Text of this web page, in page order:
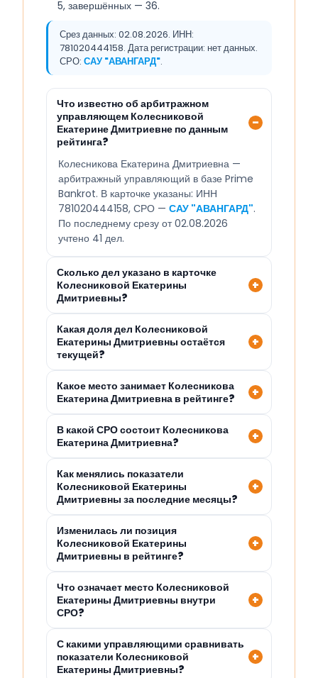
5, завершённых — 36.
Срез данных: 02.08.2026. ИНН:
781020444158. Дата регистрации: нет данных.
СРО: САУ "АВАНГАРД".
Что известно об арбитражном
управляющем Колесниковой
Екатерине Дмитриевне по данным
рейтинга?
Колесникова Екатерина Дмитриевна —
арбитражный управляющий в базе Prime
Bankrot. В карточке указаны: ИНН
781020444158, СРО — САУ "АВАНГАРД".
По последнему срезу от 02.08.2026
учтено 41 дел.
Сколько дел указано в карточке
Колесниковой Екатерины
Дмитриевны?
Какая доля дел Колесниковой
Екатерины Дмитриевны остаётся
текущей?
Какое место занимает Колесникова
Екатерина Дмитриевна в рейтинге?
В какой СРО состоит Колесникова
Екатерина Дмитриевна?
Как менялись показатели
Колесниковой Екатерины
Дмитриевны за последние месяцы?
Изменилась ли позиция
Колесниковой Екатерины
Дмитриевны в рейтинге?
Что означает место Колесниковой
Екатерины Дмитриевны внутри
СРО?
С какими управляющими сравнивать
показатели Колесниковой
Екатерины Дмитриевны?